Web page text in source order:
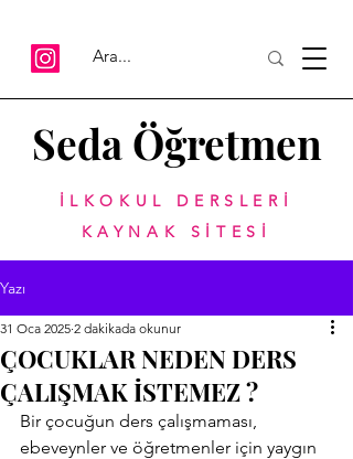
Seda Öğretmen
İLKOKUL DERSLERİ
KAYNAK SİTESİ
Yazı
ÇOCUKLAR NEDEN DERS
ÇALIŞMAK İSTEMEZ ?
31 Oca 2025 2 dakikada okunur
Bir çocuğun ders çalışmaması,
ebeveynler ve öğretmenler için yaygın